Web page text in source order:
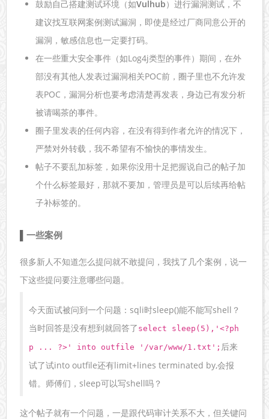
鼓励自己搭建测试环境（如Vulhub）进行漏洞测试，不
建议找互联网案例测试漏洞，即使是经过厂商同意公开的
漏洞，敏感信息也一定要打码。
在一些重大安全事件（如Log4j类型的事件）期间，在外
部没有其他人发表过漏洞相关POC前，圈子里也不允许发
表POC，漏洞分析也要考虑清楚再发表，身边已有发分析
被请喝茶的事件。
圈子里发表的任何内容，在没有得到作者允许的情况下，
严禁对外转载，我不希望有不愉快的事情发生。
帖子不要乱加标签，如果你没用十足把握说自己的帖子加
个什么标签最好，那就不要加，管理员是可以后续再给帖
子补标签的。
一些案例
很多新人不知道怎么提问就不敢提问，我找了几个案例，说一
下这些提问要注意哪些问题。
今天面试被问到一个问题：sqli时sleep()能不能写shell？
当时回答是没有想到就回答了 select sleep(5),'<?ph
p ... ?>' into outfile '/var/www/1.txt'; 后来
试了试into outfile还有limit+lines terminated by,会报
错。师傅们，sleep可以写shell吗？
这个帖子就有一个问题，一是跟代码审计关系不大，但关键问